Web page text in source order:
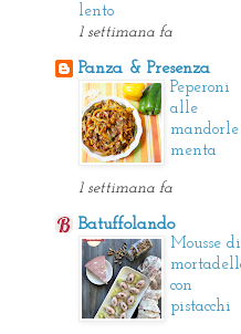
lento
1 settimana fa
Panza & Presenza
Peperoni
alle
menta
1 settimana fa
Batuffolando
Mousse di
con
pistacchi